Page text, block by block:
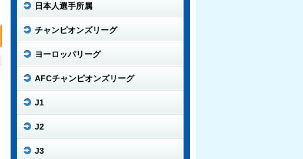
日本人選手所属
チャンピオンズリーグ
ヨーロッパリーグ
AFCチャンピオンズリーグ
J1
J2
J3